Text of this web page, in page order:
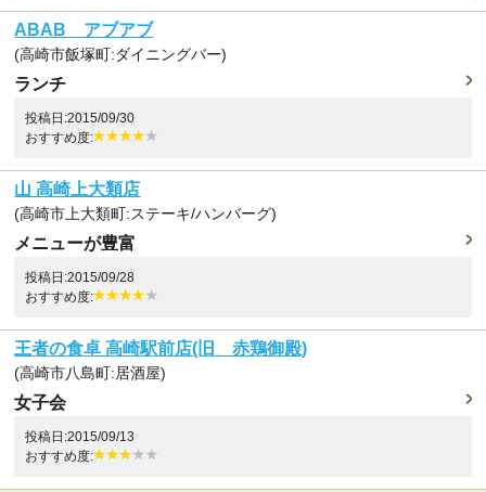
ABAB アブアブ
(高崎市飯塚町:ダイニングバー)
ランチ
投稿日:2015/09/30
おすすめ度:
山 高崎上大類店
(高崎市上大類町:ステーキ/ハンバーグ)
メニューが豊富
投稿日:2015/09/28
おすすめ度:
王者の食卓 高崎駅前店(旧 赤鶏御殿)
(高崎市八島町:居酒屋)
女子会
投稿日:2015/09/13
おすすめ度: